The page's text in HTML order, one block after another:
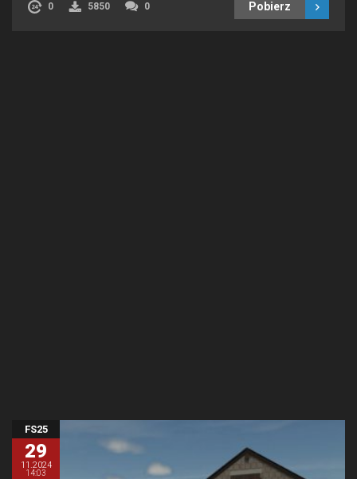
0 5850 0 Pobierz
FS25
29
11.2024
14:03